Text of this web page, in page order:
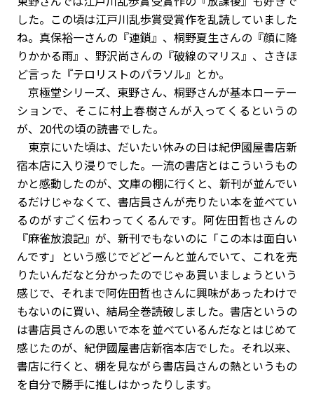
した。この頃は江戸川乱歩賞受賞作を乱読していました
ね。真保裕一さんの『連鎖』、桐野夏生さんの『顔に降
りかかる雨』、野沢尚さんの『破線のマリス』、さきほ
ど言った『テロリストのパラソル』とか。
京極堂シリーズ、東野さん、桐野さんが基本ローテー
ションで、そこに村上春樹さんが入ってくるというの
が、20代の頃の読書でした。
東京にいた頃は、だいたい休みの日は紀伊國屋書店新
宿本店に入り浸りでした。一流の書店とはこういうもの
かと感動したのが、文庫の棚に行くと、新刊が並んでい
るだけじゃなくて、書店員さんが売りたい本を並べてい
るのがすごく伝わってくるんです。阿佐田哲也さんの
『麻雀放浪記』が、新刊でもないのに「この本は面白い
んです」という感じでどどーんと並んでいて、これを売
りたいんだなと分かったのでじゃあ買いましょうという
感じで、それまで阿佐田哲也さんに興味があったわけで
もないのに買い、結局全巻読破しました。書店というの
は書店員さんの思いで本を並べているんだなとはじめて
感じたのが、紀伊國屋書店新宿本店でした。それ以来、
書店に行くと、棚を見ながら書店員さんの熱というもの
を自分で勝手に推しはかったりします。